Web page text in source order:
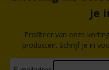
je
Profiteer van onze
producten. Schrijf je in